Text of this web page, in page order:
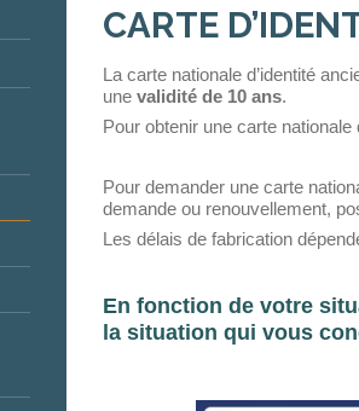
CARTE
La carte nationale d’identité
unevalidité de 10 ans.
Pour obtenir une carte
Pour demander une carte
demande ou renouvellement,
Les délais de fabrication
En fonction de votre
la situation qui vous